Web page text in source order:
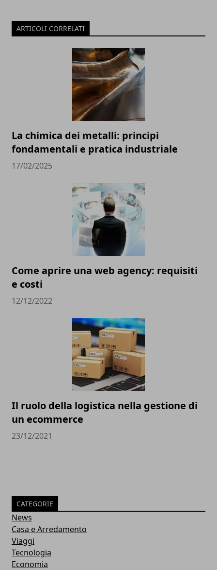
ARTICOLI CORRELATI
La chimica dei metalli: principi
fondamentali e pratica industriale
17/02/2025
Come aprire una web agency: requisiti
e costi
12/12/2022
Il ruolo della logistica nella gestione di
un ecommerce
23/12/2021
CATEGORIE
News
Casa e Arredamento
Viaggi
Tecnologia
Economia